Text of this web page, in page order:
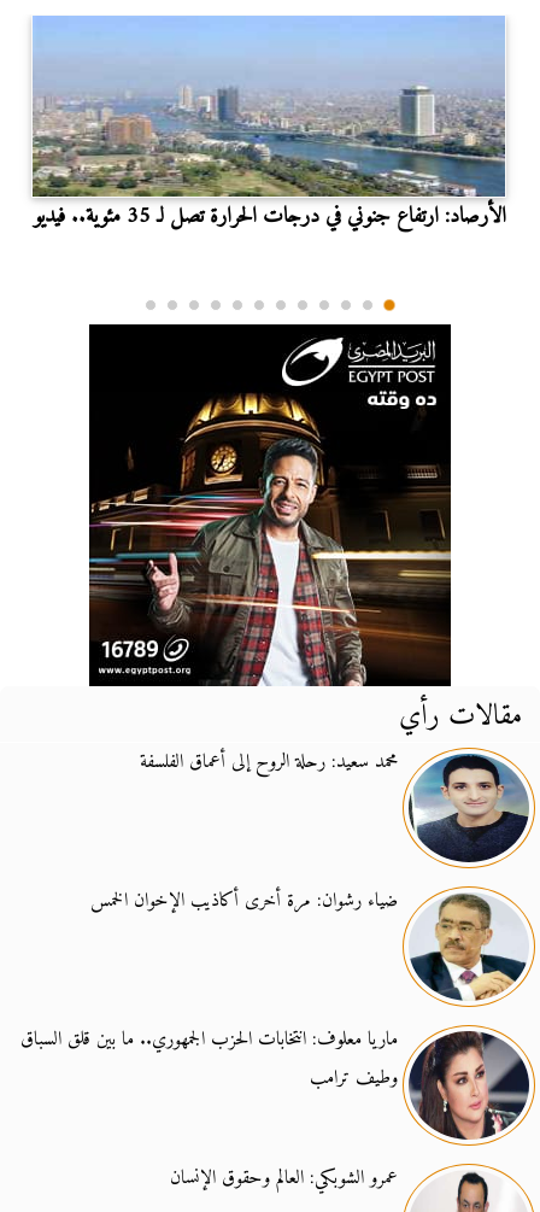
الأرصاد: ارتفاع جنوني في درجات الحرارة تصل لـ 35 مئوية.. فيديو
مقالات رأي
محمد سعيد: رحلة الروح إلى أعماق الفلسفة
ضياء رشوان: مرة أخرى أكاذيب الإخوان الخمس
ماريا معلوف: انتخابات الحزب الجمهوري.. ما بين قلق السباق
وطيف ترامب
عمرو الشوبكي: العالم وحقوق الإنسان